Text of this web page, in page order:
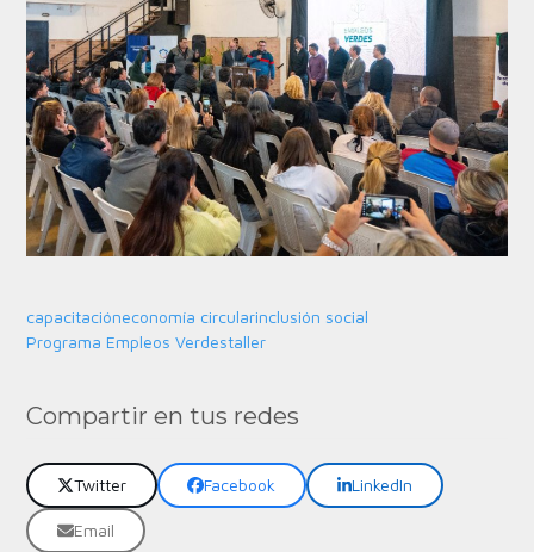
capacitacióneconomía circularinclusión social
Programa Empleos Verdestaller
Compartir en tus redes
Twitter Facebook LinkedIn
Email